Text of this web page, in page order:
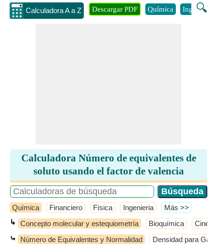
Calculadora A a Z 🔍
Descargar PDF Química Ingenieria
Calculadora Número de equivalentes de
soluto usando el factor de valencia
Química Financiero Física Ingenieria ​Más >>
↳ Concepto molecular y estequiometría Bioquímica
⤿ Número de Equivalentes y Normalidad Densidad para